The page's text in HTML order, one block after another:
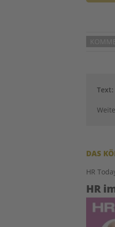
Text:
DAS
HR
HR
Image